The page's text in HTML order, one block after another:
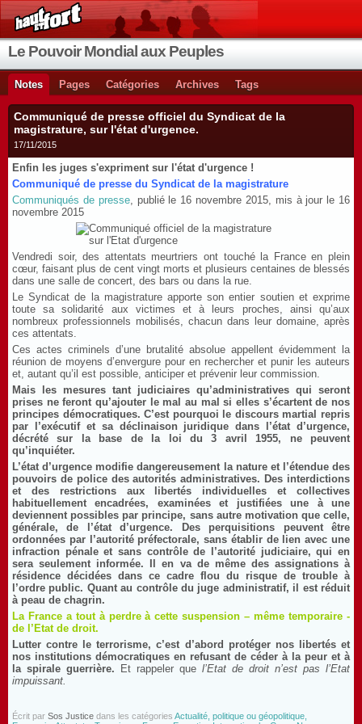
Le Pouvoir Mondial aux Peuples
Notes Pages Catégories Archives Tags
Communiqué de presse officiel du Syndicat de la
magistrature, sur l'état d'urgence.
17/11/2015
Enfin les juges s'expriment sur l'état d'urgence !
Communiqué de presse du Syndicat de la magistrature
Communiqués de presse, publié le 16 novembre 2015, mis à jour le 16
novembre 2015
Vendredi soir, des attentats meurtriers ont touché la France en plein
cœur, faisant plus de cent vingt morts et plusieurs centaines de blessés
dans une salle de concert, des bars ou dans la rue.
Le Syndicat de la magistrature apporte son entier soutien et exprime
toute sa solidarité aux victimes et à leurs proches, ainsi qu’aux
nombreux professionnels mobilisés, chacun dans leur domaine, après
ces attentats.
Ces actes criminels d’une brutalité absolue appellent évidemment la
réunion de moyens d’envergure pour en rechercher et punir les auteurs
et, autant qu’il est possible, anticiper et prévenir leur commission.
Mais les mesures tant judiciaires qu’administratives qui seront
prises ne feront qu’ajouter le mal au mal si elles s’écartent de nos
principes démocratiques. C’est pourquoi le discours martial repris
par l’exécutif et sa déclinaison juridique dans l’état d’urgence,
décrété sur la base de la loi du 3 avril 1955, ne peuvent
qu’inquiéter.
L’état d’urgence modifie dangereusement la nature et l’étendue des
pouvoirs de police des autorités administratives. Des interdictions
et des restrictions aux libertés individuelles et collectives
habituellement encadrées, examinées et justifiées une à une
deviennent possibles par principe, sans autre motivation que celle,
générale, de l’état d’urgence.
Des perquisitions peuvent être
ordonnées par l’autorité préfectorale, sans établir de lien avec une
infraction pénale et sans contrôle de l’autorité judiciaire, qui en
sera seulement informée. Il en va de même des assignations à
résidence décidées dans ce cadre flou du risque de trouble à
l’ordre public. Quant au contrôle du juge administratif, il est réduit
à peau de chagrin.
La France a tout à perdre à cette suspension – même temporaire -
de l’Etat de droit.
Lutter contre le terrorisme, c’est d’abord protéger nos libertés et
nos institutions démocratiques en refusant de céder à la peur et à
la spirale guerrière. Et rappeler que l’Etat de droit n’est pas l’Etat
impuissant.
Écrit par Sos Justice dans les catégories Actualité, politique ou géopolitique,